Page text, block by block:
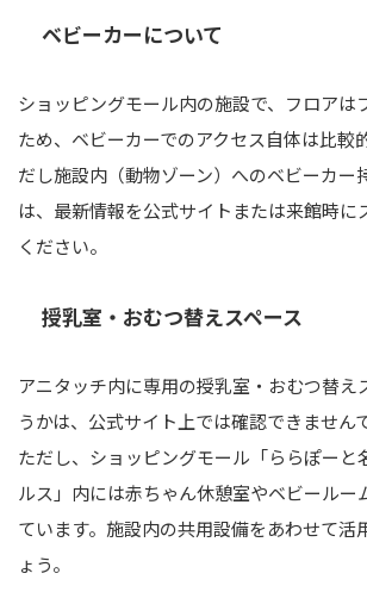
ベビーカーについて
ショッピングモール内の施設で、フロアは
ため、ベビーカーでのアクセス自体は比較
だし施設内（動物ゾーン）へのベビーカー
は、最新情報を公式サイトまたは来館時に
ください。
授乳室・おむつ替えスペース
アニタッチ内に専用の授乳室・おむつ替え
うかは、公式サイト上では確認できません
ただし、ショッピングモール「ららぽーと
ルス」内には赤ちゃん休憩室やベビールー
ています。施設内の共用設備をあわせて活
ょう。